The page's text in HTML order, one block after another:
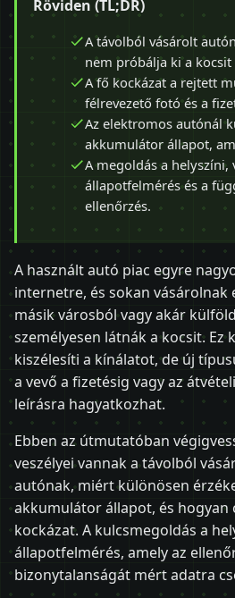
Röviden (TL;DR)
A távolból vásárolt
nem próbálja ki a
A fő kockázat a rejtett
félrevezető fotó és a
Az elektromos autónál
akkumulátor állapot,
A megoldás a helyszíni,
állapotfelmérés és a
ellenőrzés.
A használt autó piac egyre
internetre, és sokan
másik városból vagy akár
személyesen látnák a kocsit. Ez
kiszélesíti a kínálatot, de új
a vevő a fizetésig vagy az
leírásra hagyatkozhat.
Ebben az útmutatóban
veszélyei vannak a távolból
autónak, miért különösen
akkumulátor állapot, és hogyan
kockázat. A kulcsmegoldás a
állapotfelmérés, amely az
bizonytalanságát mért adatra